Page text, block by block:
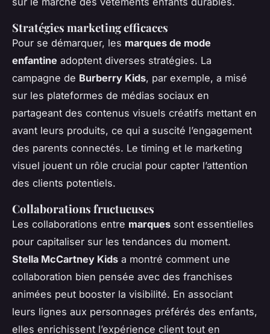
Stratégies marketing efficaces
Pour se démarquer, les marques de mode
enfantine adoptent diverses stratégies. La
campagne de Burberry Kids, par exemple, a misé
sur les plateformes de médias sociaux en
partageant des contenus visuels créatifs mettant en
avant leurs produits, ce qui a suscité l’engagement
des parents connectés. Le timing et le marketing
visuel jouent un rôle crucial pour capter l’attention
des clients potentiels.
Collaborations fructueuses
Les collaborations entre marques sont essentielles
pour capitaliser sur les tendances du moment.
Stella McCartney Kids a montré comment une
collaboration bien pensée avec des franchises
animées peut booster la visibilité. En associant
leurs lignes aux personnages préférés des enfants,
elles enrichissent l’expérience client tout en